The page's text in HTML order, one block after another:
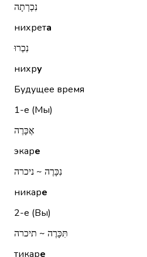
נִכְרְתָה
нихрета
נִכְרוּ
нихру
Будущее время
1-е (Мы)
אֶכָּרֶה
экаре
נִכָּרֶה ~ ניכרה
никаре
2-е (Вы)
תִּכָּרֶה ~ תיכרה
тикаре